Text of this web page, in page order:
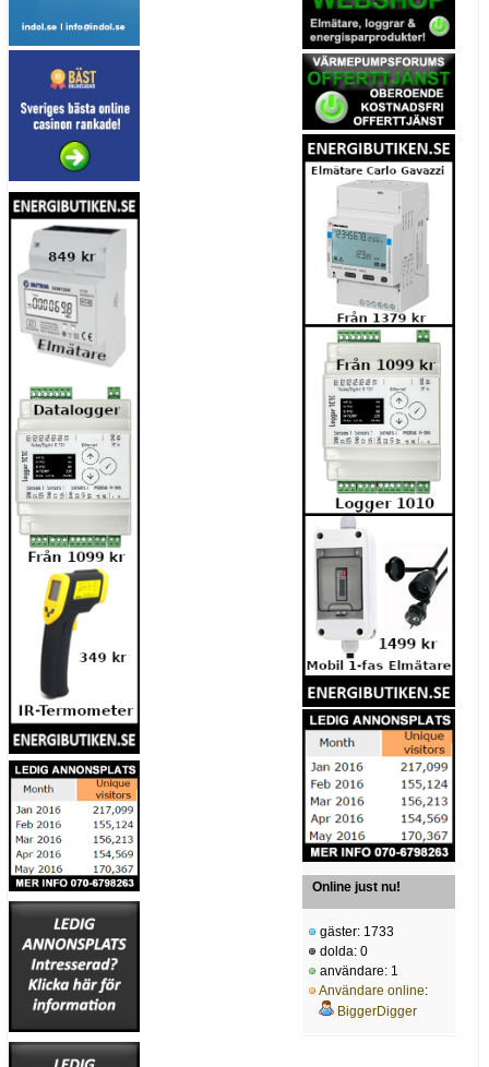
Online just nu!
gäster: 1733
dolda: 0
användare: 1
Användare online:
BiggerDigger